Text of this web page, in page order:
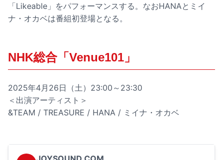
「Likeable」をパフォーマンスする。なおHANAとミイ
ナ・オカベは番組初登場となる。
NHK総合「Venue101」
2025年4月26日（土）23:00～23:30
＜出演アーティスト＞
&TEAM / TREASURE / HANA / ミイナ・オカベ